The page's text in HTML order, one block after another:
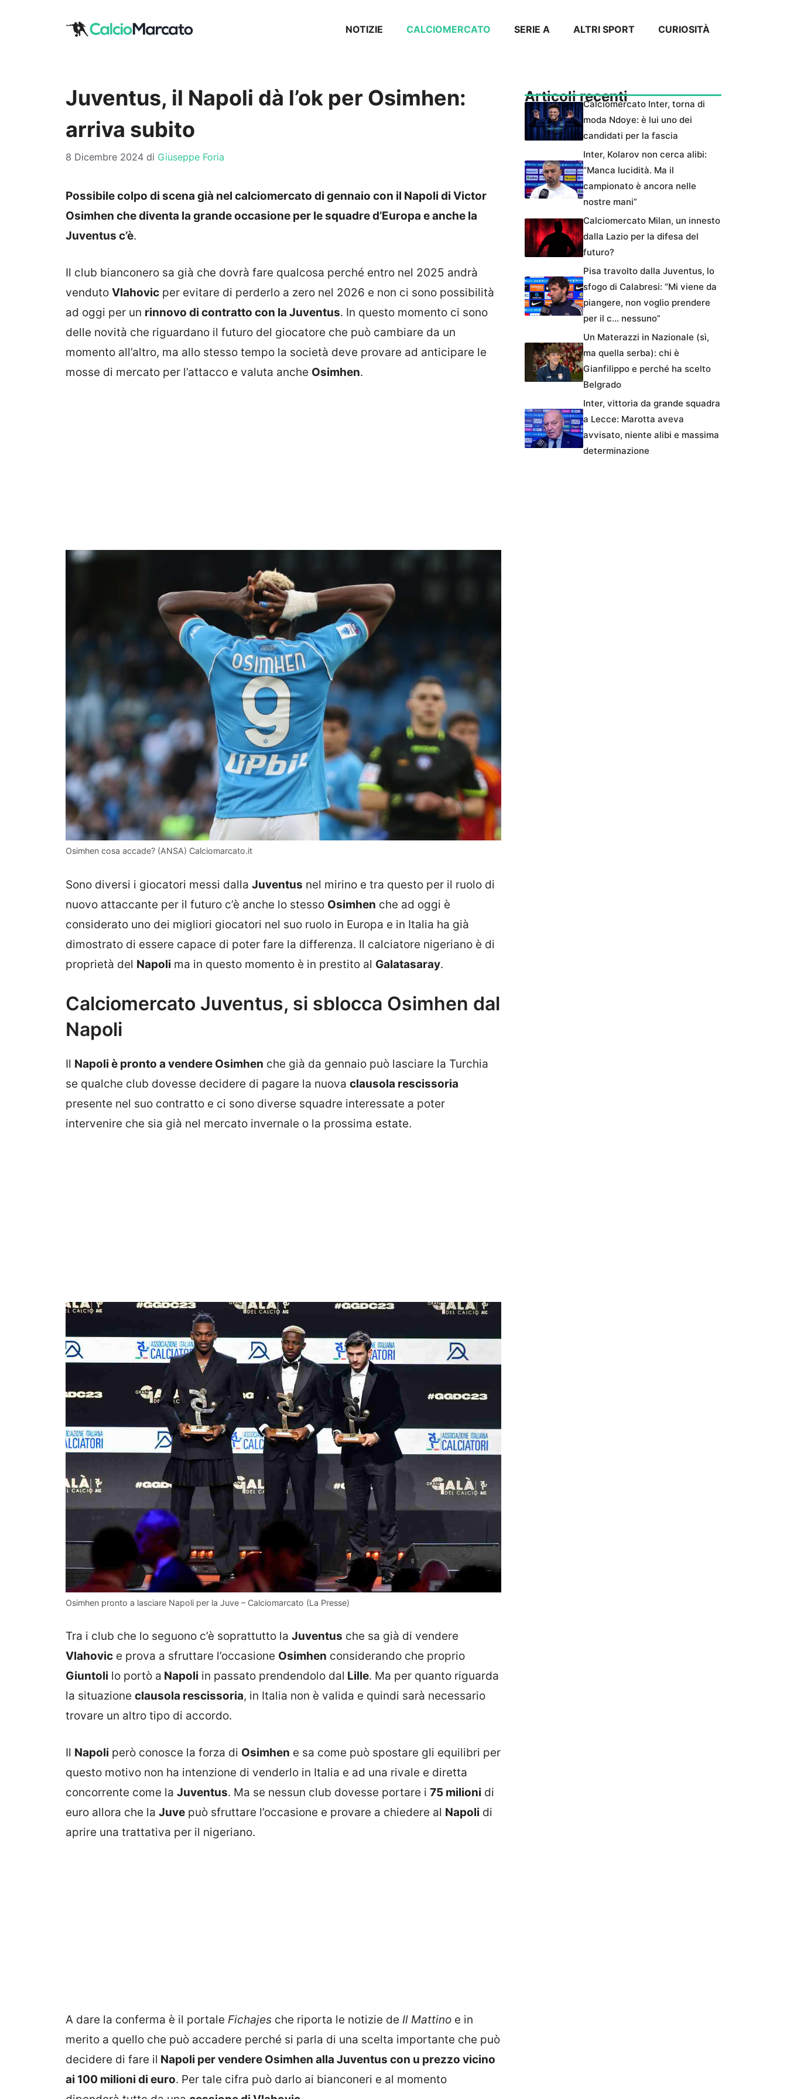
NOTIZIE CALCIOMERCATO SERIE A ALTRI SPORT CURIOSITÀ
Juventus, il Napoli dà l’ok per Osimhen:
arriva subito
8 Dicembre 2024 di Giuseppe Foria
Possibile colpo di scena già nel calciomercato di gennaio con il Napoli di Victor
Osimhen che diventa la grande occasione per le squadre d’Europa e anche la
Juventus c’è.
Il club bianconero sa già che dovrà fare qualcosa perché entro nel 2025 andrà
venduto Vlahovic per evitare di perderlo a zero nel 2026 e non ci sono possibilità
ad oggi per un rinnovo di contratto con la Juventus. In questo momento ci sono
delle novità che riguardano il futuro del giocatore che può cambiare da un
momento all’altro, ma allo stesso tempo la società deve provare ad anticipare le
mosse di mercato per l’attacco e valuta anche Osimhen.
Osimhen cosa accade? (ANSA) Calciomarcato.it
Sono diversi i giocatori messi dalla Juventus nel mirino e tra questo per il ruolo di
nuovo attaccante per il futuro c’è anche lo stesso Osimhen che ad oggi è
considerato uno dei migliori giocatori nel suo ruolo in Europa e in Italia ha già
dimostrato di essere capace di poter fare la differenza. Il calciatore nigeriano è di
proprietà del Napoli ma in questo momento è in prestito al Galatasaray.
Calciomercato Juventus, si sblocca Osimhen dal
Napoli
Il Napoli è pronto a vendere Osimhen che già da gennaio può lasciare la Turchia
se qualche club dovesse decidere di pagare la nuova clausola rescissoria
presente nel suo contratto e ci sono diverse squadre interessate a poter
intervenire che sia già nel mercato invernale o la prossima estate.
Osimhen pronto a lasciare Napoli per la Juve – Calciomarcato (La Presse)
Tra i club che lo seguono c’è soprattutto la Juventus che sa già di vendere
Vlahovic e prova a sfruttare l’occasione Osimhen considerando che proprio
Giuntoli lo portò a Napoli in passato prendendolo dal Lille. Ma per quanto riguarda
la situazione clausola rescissoria, in Italia non è valida e quindi sarà necessario
trovare un altro tipo di accordo.
Il Napoli però conosce la forza di Osimhen e sa come può spostare gli equilibri per
questo motivo non ha intenzione di venderlo in Italia e ad una rivale e diretta
concorrente come la Juventus. Ma se nessun club dovesse portare i 75 milioni di
euro allora che la Juve può sfruttare l’occasione e provare a chiedere al Napoli di
aprire una trattativa per il nigeriano.
A dare la conferma è il portale Fichajes che riporta le notizie de Il Mattino e in
merito a quello che può accadere perché si parla di una scelta importante che può
decidere di fare il Napoli per vendere Osimhen alla Juventus con u prezzo vicino
ai 100 milioni di euro. Per tale cifra può darlo ai bianconeri e al momento
Articoli recentiCalciomercato Inter, torna di
moda Ndoye: è lui uno dei
candidati per la fascia
Inter, Kolarov non cerca alibi:
“Manca lucidità. Ma il
campionato è ancora nelle
nostre mani”
Calciomercato Milan, un innesto
dalla Lazio per la difesa del
futuro?
Pisa travolto dalla Juventus, lo
sfogo di Calabresi: “Mi viene da
piangere, non voglio prendere
per il c… nessuno”
Un Materazzi in Nazionale (sì,
ma quella serba): chi è
Gianfilippo e perché ha scelto
Belgrado
Inter, vittoria da grande squadra
a Lecce: Marotta aveva
avvisato, niente alibi e massima
determinazione